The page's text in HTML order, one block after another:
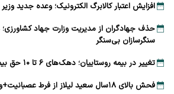
افزایش اعتبار کالابرگ الکترونیک؛ وعده جدید
حذف جهادگران از مدیریت وزارت جهاد
سنگرسازان بی‌سنگر
تغییر در بیمه روستاییان؛ دهک‌های ۶ تا ۱۰ حق بیمه می‌پردازند
فحش بالای ۱۸سال سعید لیلاز از فرط عصبانیت+ویدئو